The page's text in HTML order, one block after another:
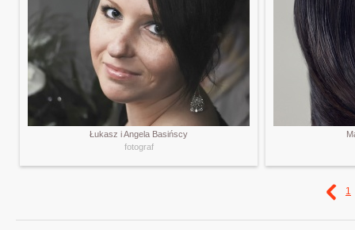
Łukasz i Angela Basińscy
fotograf
1